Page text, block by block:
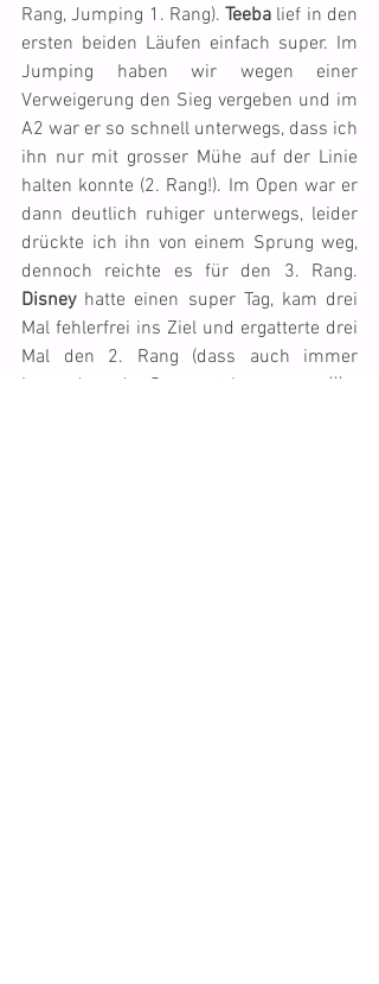
Rang, Jumping 1. Rang). Teeba lief in den
ersten beiden Läufen einfach super. Im
Jumping haben wir wegen einer
Verweigerung den Sieg vergeben und im
A2 war er so schnell unterwegs, dass ich
ihn nur mit grosser Mühe auf der Linie
halten konnte (2. Rang!). Im Open war er
dann deutlich ruhiger unterwegs, leider
drückte ich ihn von einem Sprung weg,
Disney hatte einen super Tag, kam drei
Mal fehlerfrei ins Ziel und ergatterte drei
Mal den 2. Rang (dass auch immer
jemand vor der Sonne stehen muss ;-)))